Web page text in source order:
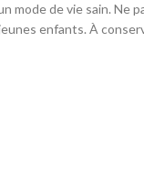
mode de vie sain. Ne
enfants. À